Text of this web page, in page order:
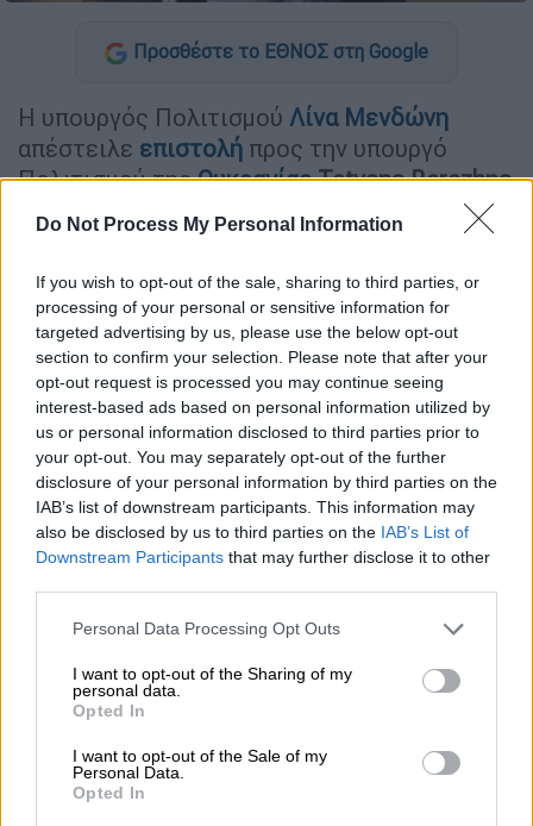
Do Not Process My Personal Information
If you wish to opt-out of the sale, sharing to third parties, or
processing of your personal or sensitive information for
targeted advertising by us, please use the below opt-out
section to confirm your selection. Please note that after your
opt-out request is processed you may continue seeing
interest-based ads based on personal information utilized by
us or personal information disclosed to third parties prior to
your opt-out. You may separately opt-out of the further
disclosure of your personal information by third parties on the
IAB’s list of downstream participants. This information may
also be disclosed by us to third parties on the IAB’s List of
Downstream Participants that may further disclose it to other
Please note that this website/app uses one or more Google
not limited to your visit or usage behaviour. You may click to
grant or deny consent to Google and its third-party tags to
use your data for below specified purposes in below Google
consent section.
Personal Data Processing Opt Outs
I want to opt-out of the Sharing of my
personal data.
Opted In
I want to opt-out of the Sale of my
Personal Data.
Opted In
Προσθέστε το ΕΘΝΟΣ στη Google
Η υπουργός Πολιτισμού Λίνα Μενδώνη
απέστειλε επιστολή προς την υπουργό
Πολιτισμού τηςΟυκρανίας Tetyana Berezhna
εκφράζοντας τα ειλικρινή συλλυπητήρια και
τη συμπαράσταση της Ελλάδας για τη
ρωσική
επίθεση της 15ης Ιουνίου , η οποία
προκάλεσεζημίεςστηΛαύρα των Σπηλαίων
του Κιέβου(Kyiv-Pechersk Lavra), μνημείο
εγγεγραμμένο στον Κατάλογο Παγκόσμιας
Κληρονομιάς τηςUNESCO.
ΔΙΑΒΑΣΤΕ ΕΠΙΣΗΣ
Πολιτισμός|11.05.2026 11:23
Μενδώνη στην Αμφίπολη:
Στην επιστολή της, η Λίνα Μενδώνη
καταδικάζει απερίφραστα το πλήγμα σε έναν
χώρο εξαιρετικής αρχιτεκτονικής,